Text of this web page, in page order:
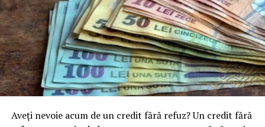
Aveți nevoie acum de un credit fără refuz? Un credit fără